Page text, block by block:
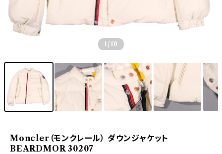
1 /10
Moncler（モンクレール） ダウンジャケット
BEARDMOR 30207